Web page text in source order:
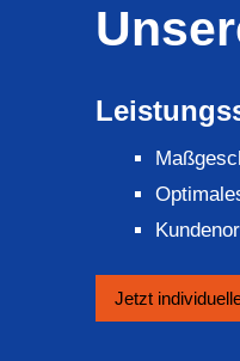
Jetzt